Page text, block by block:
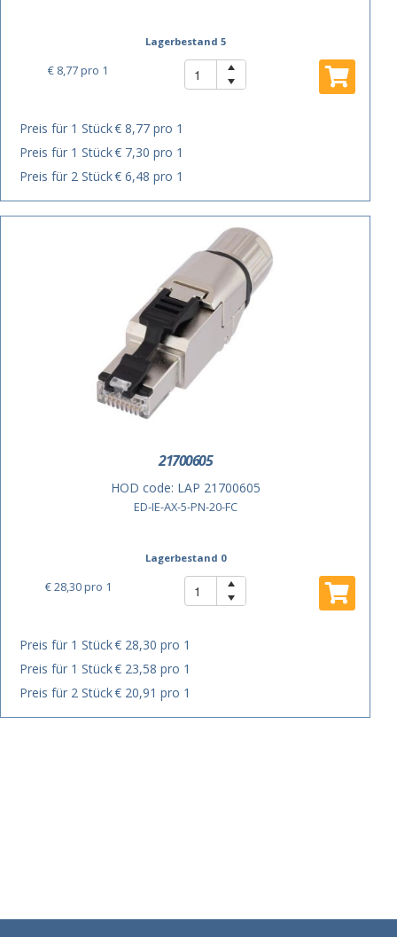
Lagerbestand 5
€ 8,77pro 1
Preis für 1 Stück€ 8,77 pro 1
Preis für 1 Stück€ 7,30 pro 1
Preis für 2 Stück€ 6,48 pro 1
21700605
HOD code: LAP 21700605
ED-IE-AX-5-PN-20-FC
Lagerbestand 0
€ 28,30pro 1
Preis für 1 Stück€ 28,30 pro 1
Preis für 1 Stück€ 23,58 pro 1
Preis für 2 Stück€ 20,91 pro 1